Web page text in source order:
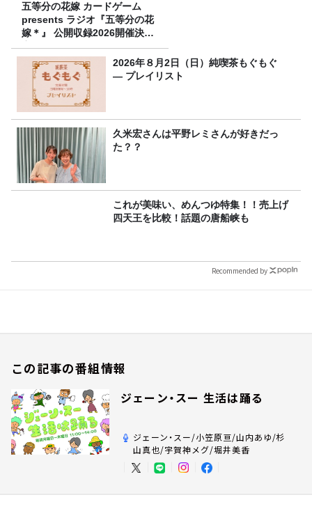
五等分の花嫁 カードゲーム
presents ラジオ『五等分の花
嫁＊』 公開収録2026開催決
定！
2026年８月2日（日）純喫茶もぐもぐ
― プレイリスト
久米宏さんは平野レミさんが好きだっ
た？？
これが美味い、めんつゆ特集！！売上げ
四天王を比較！話題の唐船峡も
Recommended by
この記事の番組情報
ジェーン・スー 生活は踊る
ジェーン・スー/小笠原亘/山内あゆ/杉
山真也/宇賀神メグ/堀井美香